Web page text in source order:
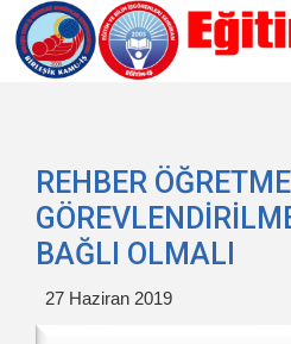
REHBER
BAĞLI OLMALI
27 Haziran 2019